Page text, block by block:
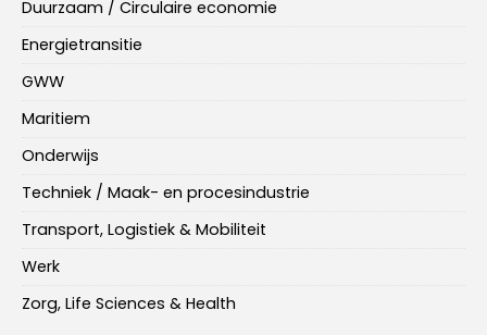
Duurzaam / Circulaire economie
Energietransitie
GWW
Maritiem
Onderwijs
Techniek / Maak- en procesindustrie
Transport, Logistiek & Mobiliteit
Werk
Zorg, Life Sciences & Health